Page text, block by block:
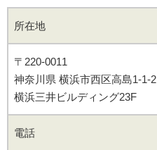
所在地
〒220-0011
神奈川県 横浜市西区高島1-1-2
横浜三井ビルディング23F
電話